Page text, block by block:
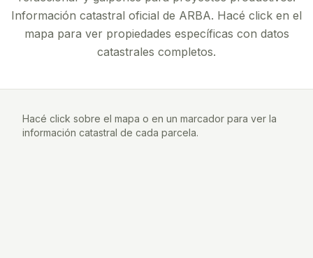
Información catastral oficial de ARBA. Hacé click en el
mapa para ver propiedades específicas con datos
catastrales completos.
Hacé click sobre el mapa o en un marcador para ver la
información catastral de cada parcela.